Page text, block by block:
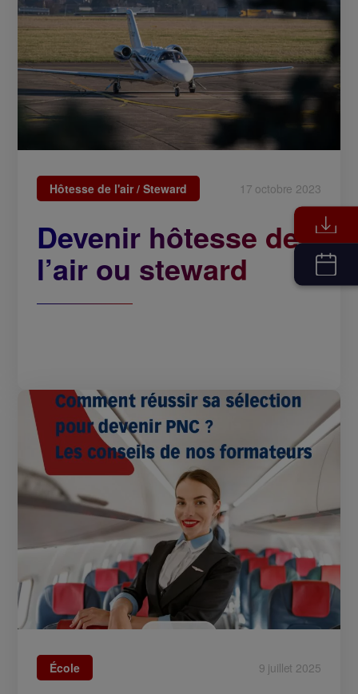
Hôtesse de l'air / Steward 17 octobre 2023
Devenir hôtesse de
l’air ou steward
École 9 juillet 2025